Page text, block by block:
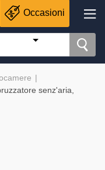
Occasioni
senz'aria,